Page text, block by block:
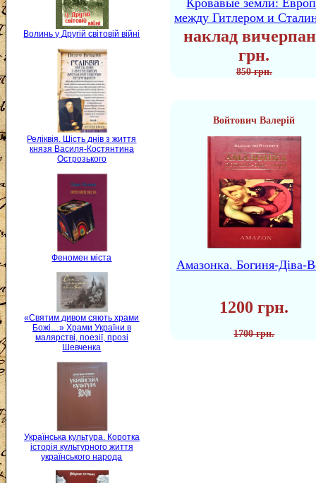
Волинь у Другій світовій війні
Реліквія. Шість днів з життя
князя Василя-Костянтина
Острозького
Феномен міста
«Святим дивом сяють храми
Божі…» Храми України в
малярстві, поезії, прозі
Шевченка
Українська культура. Коротка
історія культурного життя
українського народа
Кровавые земли:
между Гитлером и
наклад
грн.
850 грн.
Войтович Валерій
Амазонка. Богиня-Діва-
1200 грн.
1700 грн.